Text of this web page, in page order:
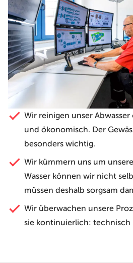
Wir reinigen unser
und ökonomisch. Der
besonders wichtig.
Wir kümmern uns um
Wasser können wir nicht
müssen deshalb sorgsam
Wir überwachen unsere
sie kontinuierlich: